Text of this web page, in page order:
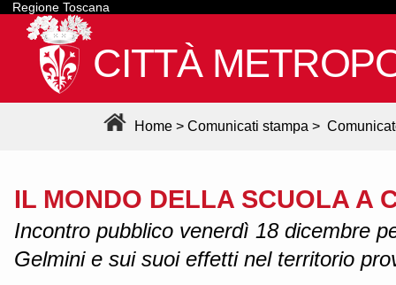
Regione Toscana
CITTÀ
Home > Comunicati stampa >
IL MONDO DELLA SCUOLA A
Incontro pubblico venerdì 18 dicembre
Gelmini e sui suoi effetti nel territorio